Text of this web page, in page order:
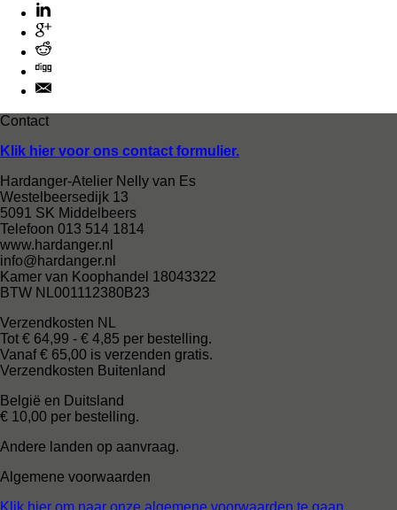
Contact
Klik hier voor ons contact formulier.
Hardanger-Atelier Nelly van Es
Westelbeersedijk 13
5091 SK Middelbeers
Telefoon 013 514 1814
www.hardanger.nl
info@hardanger.nl
Kamer van Koophandel 18043322
BTW NL001112380B23
Verzendkosten NL
Tot € 64,99 - € 4,85 per bestelling.
Vanaf € 65,00 is verzenden gratis.
Verzendkosten Buitenland
België en Duitsland
€ 10,00 per bestelling.
Andere landen op aanvraag.
Algemene voorwaarden
Klik hier om naar onze algemene voorwaarden te gaan.